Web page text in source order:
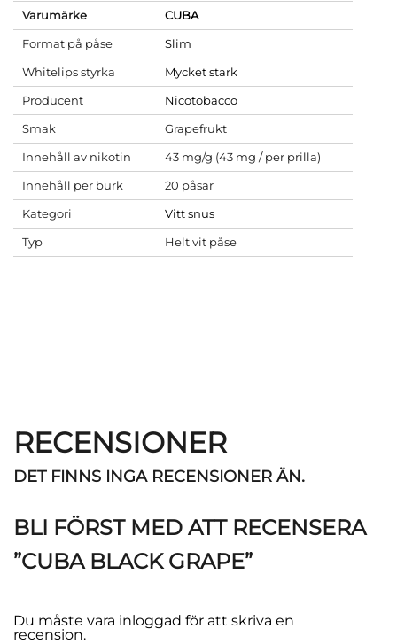
Varumärke
CUBA
Format på påse
Slim
Whitelips styrka
Mycket stark
Producent
Nicotobacco
Smak
Grapefrukt
Innehåll av nikotin
43 mg/g (43 mg / per prilla)
Innehåll per burk
20 påsar
Kategori
Vitt snus
Typ
Helt vit påse
RECENSIONER
DET FINNS INGA RECENSIONER ÄN.
BLI FÖRST MED ATT RECENSERA
”CUBA BLACK GRAPE”
Du måste vara inloggad för att skriva en
recension.